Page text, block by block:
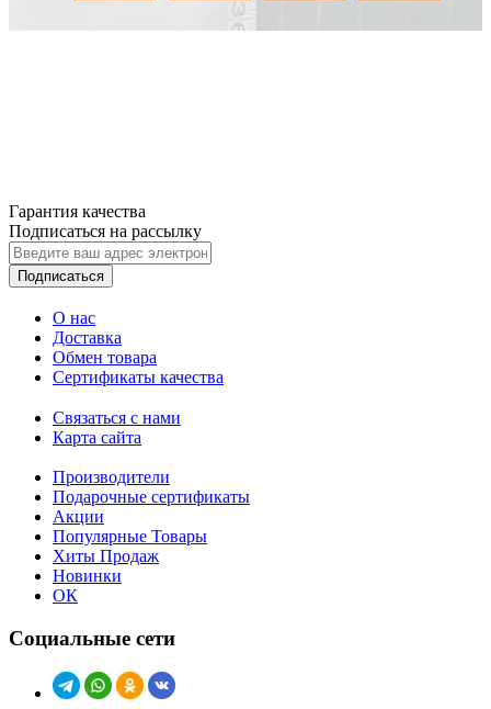
Гарантия качества
Подписаться на рассылку
Подписаться
О нас
Доставка
Обмен товара
Сертификаты качества
Связаться с нами
Карта сайта
Производители
Подарочные сертификаты
Акции
Популярные Товары
Хиты Продаж
Новинки
ОК
Социальные сети